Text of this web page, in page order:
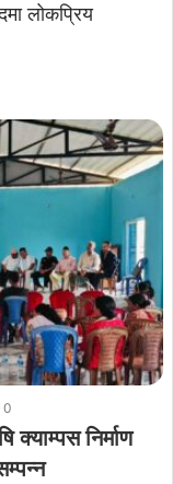
लोकप्रिय
0
क्याम्पस निर्माण